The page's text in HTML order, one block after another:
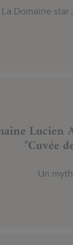
La Domaine star
Lucien
"Cuvée
Un